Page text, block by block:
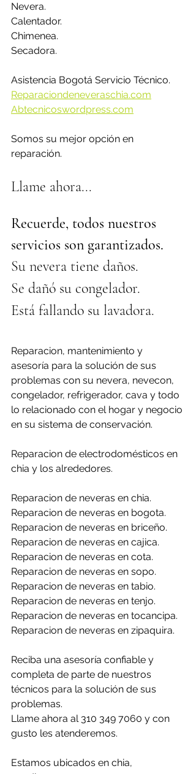
Nevera.
Calentador.
Chimenea.
Secadora.
Asistencia Bogotá Servicio Técnico.
Reparaciondeneveraschia.com
Abtecnicoswordpress.com
Somos su mejor opción en
reparación.
Llame ahora...
Recuerde, todos nuestros
servicios son garantizados.
Su nevera tiene daños.
Se dañó su congelador.
Está fallando su lavadora.
Reparacion, mantenimiento y
asesoría para la solución de sus
problemas con su nevera, nevecon,
congelador, refrigerador, cava y todo
lo relacionado con el hogar y negocio
en su sistema de conservación.
Reparacion de electrodomésticos en
chia y los alrededores.
Reparacion de neveras en chia.
Reparacion de neveras en bogota.
Reparacion de neveras en briceño.
Reparacion de neveras en cajica.
Reparacion de neveras en cota.
Reparacion de neveras en sopo.
Reparacion de neveras en tabio.
Reparacion de neveras en tenjo.
Reparacion de neveras en tocancipa.
Reparacion de neveras en zipaquira.
Reciba una asesoría confiable y
completa de parte de nuestros
técnicos para la solución de sus
problemas.
Llame ahora al 310 349 7060 y con
gusto les atenderemos.
Estamos ubicados en chia,